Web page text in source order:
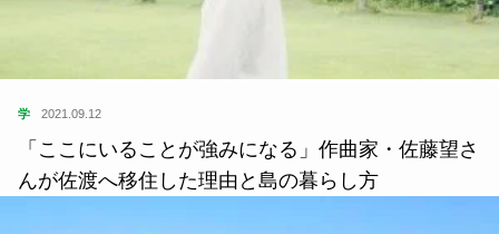
学 2021.09.12
「ここにいることが強みになる」作曲家・佐藤望さ
んが佐渡へ移住した理由と島の暮らし方